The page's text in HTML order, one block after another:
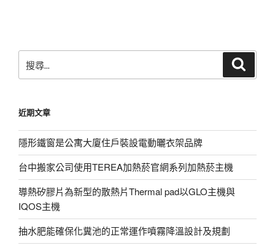
尋
字:
近期文章
隱形鐵窗是公寓大廈住戶裝設電動曬衣架品牌
台中搬家公司使用TEREA加熱菸官網系列加熱菸主機
導熱矽膠片為新型的散熱片Thermal pad以GLO主機與
IQOS主機
抽水肥能確保化糞池的正常運作噴霧降溫設計及規劃